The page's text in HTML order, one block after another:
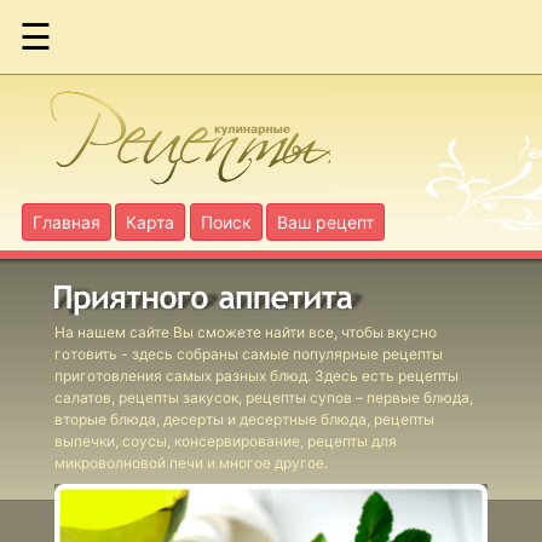
☰
Главная Карта Поиск Ваш рецепт
На нашем сайте Вы сможете найти все, чтобы вкусно
готовить - здесь собраны самые популярные рецепты
приготовления самых разных блюд. Здесь есть рецепты
салатов, рецепты закусок, рецепты супов – первые блюда,
вторые блюда, десерты и десертные блюда, рецепты
выпечки, соусы, консервирование, рецепты для
микроволновой печи и многое другое.
Макаронная
запеканка
Мясная
запеканка
Рыбная
запеканка из
морского
окуня
Творожная
запеканка
Запеканка
"Деревенская"